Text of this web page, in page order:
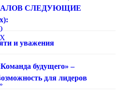
СЛЕДУЮЩИЕ
и уважения
будущего» –
для лидеров